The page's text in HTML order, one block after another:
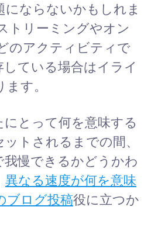
にならないかもしれま
トリーミングやオン
のアクティビティで
ている場合はイライ
す。
とって何を意味する
トされるまでの間、
慢できるかどうかわ
異なる速度が何を意味
ブログ投稿役に立つか